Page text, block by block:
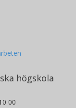
högskola
00